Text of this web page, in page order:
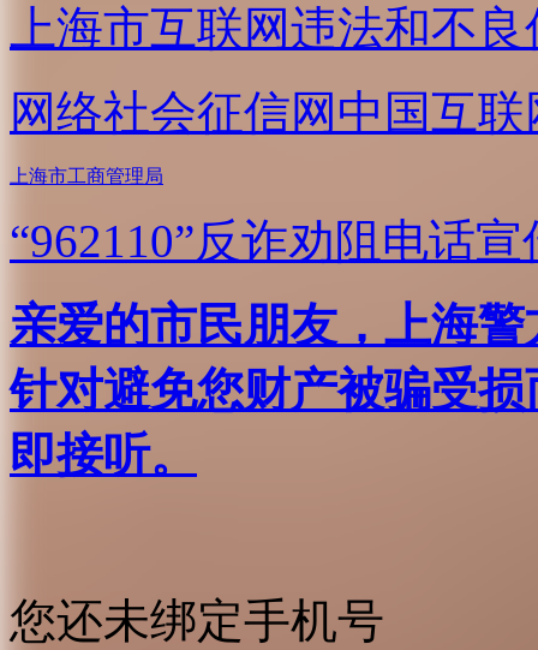
上海市互联网违法和不
网络社会征信网 中国互
上海市工商管理局
“962110”反诈劝阻电话宣
亲爱的市民朋友，上海
针对避免您财产被骗受
即接听。
您还未绑定手机号